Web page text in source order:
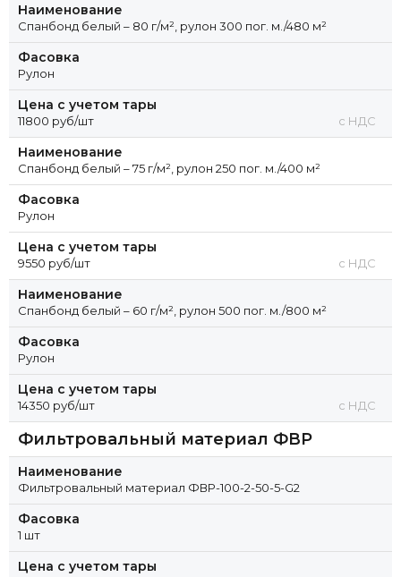
Наименование
Спанбонд белый – 80 г/м², рулон 300 пог. м./480 м²
Фасовка
Рулон
Цена с учетом тары
11800 руб/шт с НДС
Наименование
Спанбонд белый – 75 г/м², рулон 250 пог. м./400 м²
Фасовка
Рулон
Цена с учетом тары
9550 руб/шт с НДС
Наименование
Спанбонд белый – 60 г/м², рулон 500 пог. м./800 м²
Фасовка
Рулон
Цена с учетом тары
14350 руб/шт с НДС
Фильтровальный материал ФВР
Наименование
Фильтровальный материал ФВР-100-2-50-5-G2
Фасовка
1 шт
Цена с учетом тары